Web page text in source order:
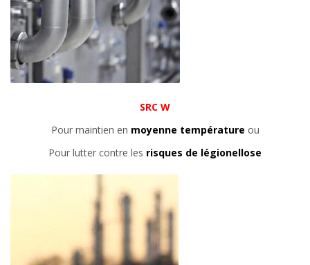
SRC W
Pour maintien en moyenne température ou
Pour lutter contre les risques de légionellose